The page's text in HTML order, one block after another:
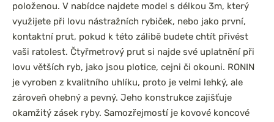
set
3,6m 3lb
Chyť a pusť Neoprénová
páska na pruty 2ks
položenou. V nabídce najdete model s délkou 3m, který
využijete při lovu nástražních rybiček, nebo jako první,
kontaktní prut, pokud k této zálibě budete chtít přivést
vaši ratolest. Čtyřmetrový prut si najde své uplatnění při
lovu větších ryb, jako jsou plotice, cejni či okouni. RONIN
je vyroben z kvalitního uhlíku, proto je velmi lehký, ale
zároveň ohebný a pevný. Jeho konstrukce zajišťuje
okamžitý zásek ryby. Samozřejmostí je kovové koncové